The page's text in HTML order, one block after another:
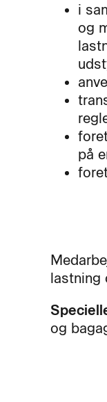
i
og
på
lastning
og